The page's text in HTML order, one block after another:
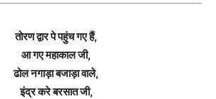
तोरण द्वार पे पहुंच गए हैं,
आ गए महाकाल जी,
ढोल नगाड़ा बजाड़ा वाले,
इंद्र करे बरसात जी,